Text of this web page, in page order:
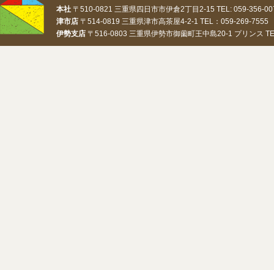
本社 〒510-0821 三重県四日市市伊倉2丁目2-15 TEL: 059-356-
津市店 〒514-0819 三重県津市高茶屋4-2-1 TEL：059-269-
伊勢支店 〒516-0803 三重県伊勢市御薗町王中島20-1 プリンス